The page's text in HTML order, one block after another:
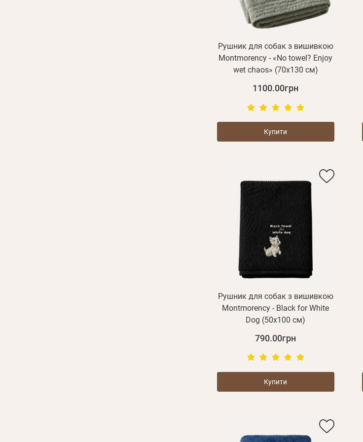
Рушник для собак з вишивкою
Montmorency - «No towel? Enjoy
wet chaos» (70х130 см)
1100.00грн
Купити
Рушник для собак з вишивкою
Montmorency - Black for White
Dog (50x100 см)
790.00грн
Купити